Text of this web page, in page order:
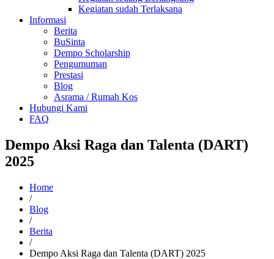
Kegiatan sudah Terlaksana
Informasi
Berita
BuSinta
Dempo Scholarship
Pengumuman
Prestasi
Blog
Asrama / Rumah Kos
Hubungi Kami
FAQ
Dempo Aksi Raga dan Talenta (DART)
2025
Home
/
Blog
/
Berita
/
Dempo Aksi Raga dan Talenta (DART) 2025